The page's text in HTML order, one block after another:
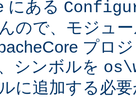
にある
ので、モジュ
プロ
シンボルを
に追加する必